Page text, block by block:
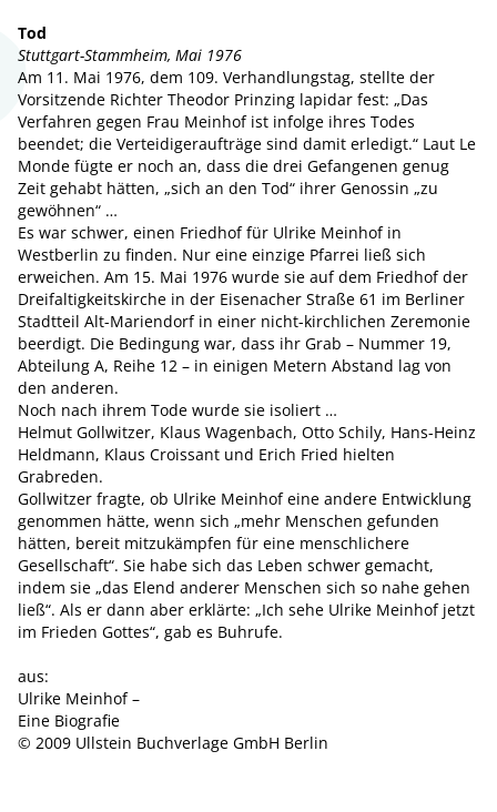
Tod
Stuttgart-Stammheim, Mai 1976
Am 11. Mai 1976, dem 109. Verhandlungstag, stellte der
Vorsitzende Richter Theodor Prinzing lapidar fest: „Das
Verfahren gegen Frau Meinhof ist infolge ihres Todes
beendet; die Verteidigeraufträge sind damit erledigt.“ Laut Le
Monde fügte er noch an, dass die drei Gefangenen genug
Zeit gehabt hätten, „sich an den Tod“ ihrer Genossin „zu
gewöhnen“ …
Es war schwer, einen Friedhof für Ulrike Meinhof in
Westberlin zu finden. Nur eine einzige Pfarrei ließ sich
erweichen. Am 15. Mai 1976 wurde sie auf dem Friedhof der
Dreifaltigkeitskirche in der Eisenacher Straße 61 im Berliner
Stadtteil Alt-Mariendorf in einer nicht-kirchlichen Zeremonie
beerdigt. Die Bedingung war, dass ihr Grab – Nummer 19,
Abteilung A, Reihe 12 – in einigen Metern Abstand lag von
den anderen.
Noch nach ihrem Tode wurde sie isoliert …
Helmut Gollwitzer, Klaus Wagenbach, Otto Schily, Hans-Heinz
Heldmann, Klaus Croissant und Erich Fried hielten
Grabreden.
Gollwitzer fragte, ob Ulrike Meinhof eine andere Entwicklung
genommen hätte, wenn sich „mehr Menschen gefunden
hätten, bereit mitzukämpfen für eine menschlichere
Gesellschaft“. Sie habe sich das Leben schwer gemacht,
indem sie „das Elend anderer Menschen sich so nahe gehen
ließ“. Als er dann aber erklärte: „Ich sehe Ulrike Meinhof jetzt
im Frieden Gottes“, gab es Buhrufe.
aus:
Ulrike Meinhof –
Eine Biografie
© 2009 Ullstein Buchverlage GmbH Berlin